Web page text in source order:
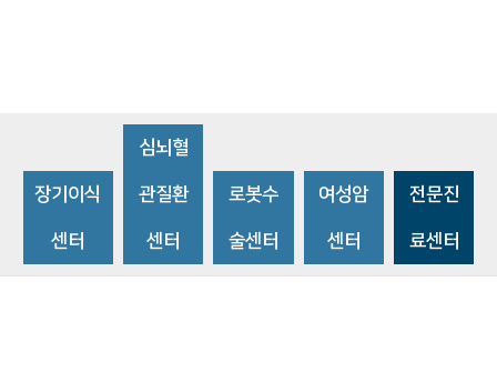
장기이식
센터
심뇌혈
관질환
센터
로봇수
술센터
여성암
센터
전문진
료센터